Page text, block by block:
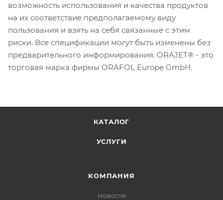
возможность использования и качества продуктов
на их соответствие предполагаемому виду
пользования и взять на себя связанные с этим
риски. Все спецификации могут быть изменены без
предварительного информирования. ORAJET® - это
торговая марка фирмы ORAFOL Europe GmbH.
КАТАЛОГ
УСЛУГИ
КОМПАНИЯ
Новости